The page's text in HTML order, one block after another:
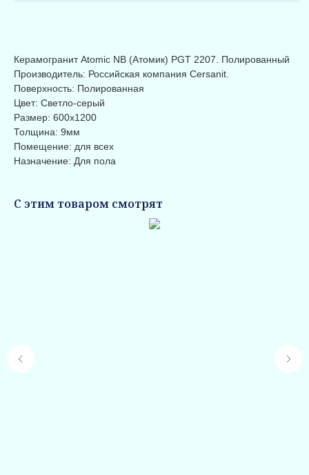
Керамогранит Atomic NB (Атомик) PGT 2207. Полированный
Производитель: Российская компания Сersanit.
Поверхность: Полированная
Цвет: Светло-серый
Размер: 600x1200
Толщина: 9мм
Помещение: для всех
Назначение: Для пола
С этим товаром смотрят